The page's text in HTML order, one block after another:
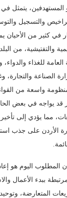
المستهدفين، يتمثل في
والتسجيل
في كثير من
والتفتيشية، من
للغذاء والدواء،
الصناعة
واسعة من
قد يواجه في بعض
مما يؤدي إلى
الأردن على جذب
أن المطلوب اليوم هو
ببدء الأعمال
المتعارضة،